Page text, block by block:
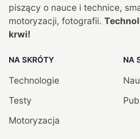
piszący o nauce i technice,
motoryzacji, fotografii.
krwi!
NA SKRÓTY
Technologie
Testy
Motoryzacja
NA